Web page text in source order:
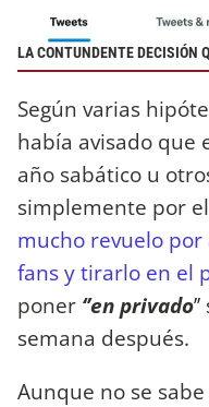
LA CONTUNDENTE DECISIÓN
Según varias
había avisado que
año sabático u
simplemente por
mucho revuelo
fans y tirarlo en el
poner ‘’en privado
semana después.
Aunque no se